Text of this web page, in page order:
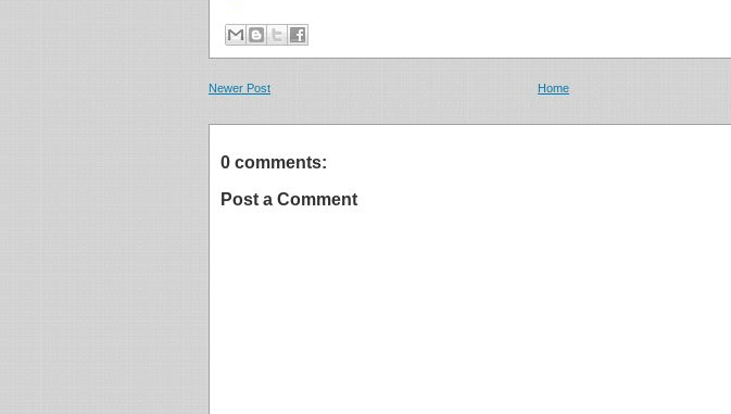
Newer Post Home
0 comments:
Post a Comment